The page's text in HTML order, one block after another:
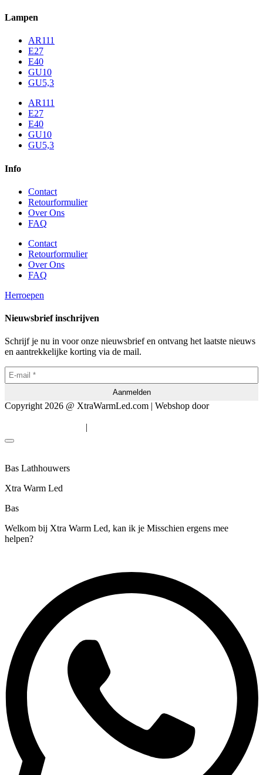
Lampen
AR111
E27
E40
GU10
GU5,3
AR111
E27
E40
GU10
GU5,3
Info
Contact
Retourformulier
Over Ons
FAQ
Contact
Retourformulier
Over Ons
FAQ
Herroepen
Nieuwsbrief inschrijven
Schrijf je nu in voor onze nieuwsbrief en ontvang het laatste nieuws
en aantrekkelijke korting via de mail.
Copyright 2026 @ XtraWarmLed.com | Webshop door
|
Bas Lathhouwers
Xtra Warm Led
Bas
Welkom bij Xtra Warm Led, kan ik je Misschien ergens mee
helpen?